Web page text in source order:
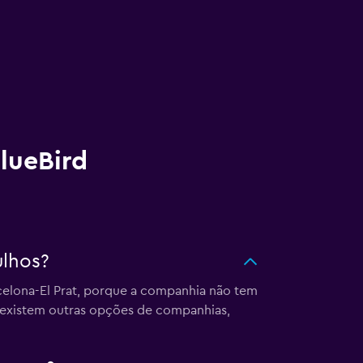
El Prat, porque a companhia não tem
outras opções de companhias,